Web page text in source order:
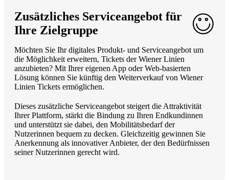
Zusätzliches Serviceangebot für
Ihre Zielgruppe
Möchten Sie Ihr digitales Produkt- und Serviceangebot um
die Möglichkeit erweitern, Tickets der Wiener Linien
anzubieten? Mit Ihrer eigenen App oder Web-basierten
Lösung können Sie künftig den Weiterverkauf von Wiener
Linien Tickets ermöglichen.
Dieses zusätzliche Serviceangebot steigert die Attraktivität
Ihrer Plattform, stärkt die Bindung zu Ihren Endkundinnen
und unterstützt sie dabei, den Mobilitätsbedarf der
Nutzerinnen bequem zu decken. Gleichzeitig gewinnen Sie
Anerkennung als innovativer Anbieter, der den Bedürfnissen
seiner Nutzerinnen gerecht wird.